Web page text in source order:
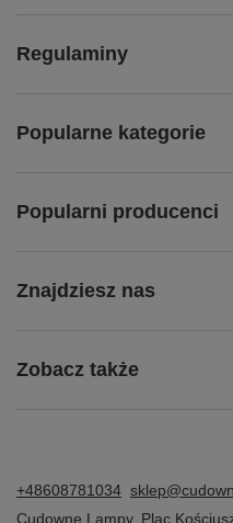
Regulaminy
Popularne kategorie
Popularni producenci
Znajdziesz nas
Zobacz także
+48608781034
Cudowne Lampy, Plac